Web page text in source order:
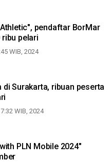
pendaftar BorMar
ribu pelari
WIB, 2024
Surakarta, ribuan peserta
WIB, 2024
PLN Mobile 2024"